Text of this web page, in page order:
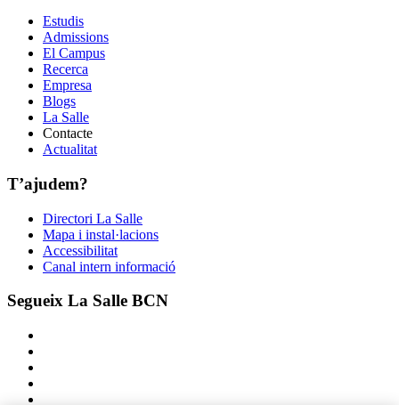
Estudis
Admissions
El Campus
Recerca
Empresa
Blogs
La Salle
Contacte
Actualitat
T’ajudem?
Directori La Salle
Mapa i instal·lacions
Accessibilitat
Canal intern informació
Segueix La Salle BCN